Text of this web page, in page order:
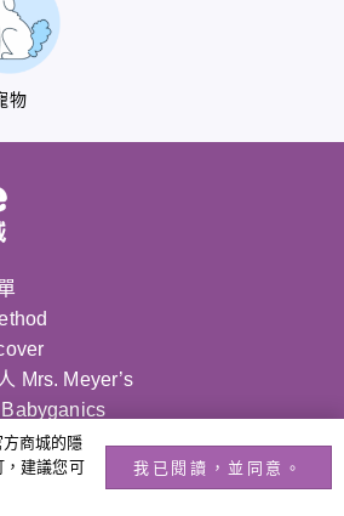
物
Mrs. Meyer’s
Babyganics
有 mail
商城的隱
，建議您可
我已閱讀，並同意。